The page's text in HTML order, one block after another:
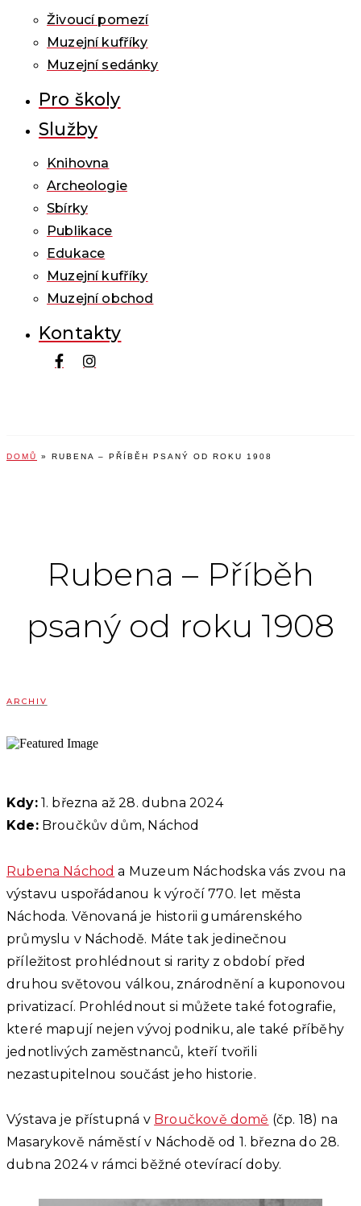
Živoucí pomezí
Muzejní kufříky
Muzejní sedánky
Pro školy
Služby
Knihovna
Archeologie
Sbírky
Publikace
Edukace
Muzejní kufříky
Muzejní obchod
Kontakty
DOMŮ » RUBENA – PŘÍBĚH PSANÝ OD ROKU 1908
Rubena – Příběh
psaný od roku 1908
ARCHIV
Kdy:1. března až 28. dubna 2024
Kde:Broučkův dům, Náchod
Rubena Náchod a Muzeum Náchodska vás zvou na
výstavu uspořádanou k výročí 770. let města
Náchoda. Věnovaná je historii gumárenského
průmyslu v Náchodě. Máte tak jedinečnou
příležitost prohlédnout si rarity z období před
druhou světovou válkou, znárodnění a kuponovou
privatizací. Prohlédnout si můžete také fotografie,
které mapují nejen vývoj podniku, ale také příběhy
jednotlivých zaměstnanců, kteří tvořili
nezastupitelnou součást jeho historie.
Výstava je přístupná v Broučkově domě (čp. 18) na
Masarykově náměstí v Náchodě od 1. března do 28.
dubna 2024 v rámci běžné otevírací doby.